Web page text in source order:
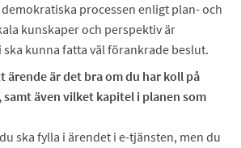
processen enligt plan- och
kunskaper och perspektiv är
kunna fatta väl förankrade beslut.
ärende är det bra om du har koll på
även vilket kapitel i planen som
ska fylla i ärendet i e-tjänsten, men du